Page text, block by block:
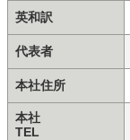
英和訳
代表者
本社住所
本社
TEL